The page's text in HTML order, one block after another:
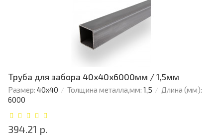
Труба для забора 40х40x6000мм / 1,5мм
Размер: 40х40 Толщина металла,мм: 1,5
Длина (мм):
6000
394.21 р.